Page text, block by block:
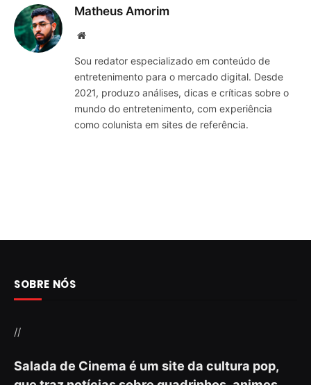
Matheus Amorim
Website
Sou redator especializado em conteúdo de
entretenimento para o mercado digital. Desde
2021, produzo análises, dicas e críticas sobre o
mundo do entretenimento, com experiência
como colunista em sites de referência.
SOBRE NÓS
//
Salada de Cinema é um site da cultura pop,